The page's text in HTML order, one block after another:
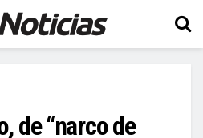
de “narco de